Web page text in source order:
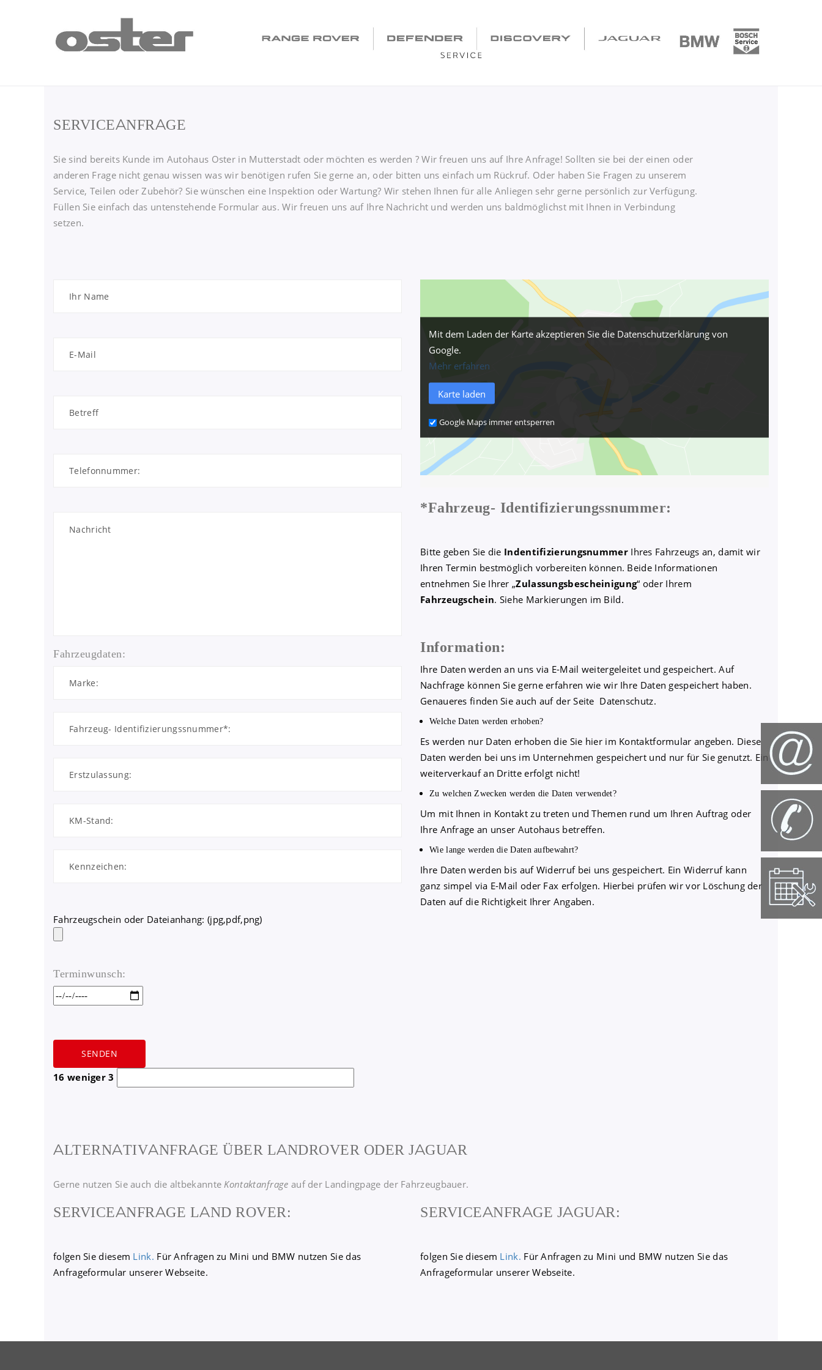
SERVICEANFRAGE
Sie sind bereits Kunde im Autohaus Oster in Mutterstadt oder möchten es werden ? Wir freuen uns auf Ihre Anfrage! Sollten sie bei der einen oder
anderen Frage nicht genau wissen was wir benötigen rufen Sie gerne an, oder bitten uns einfach um Rückruf. Oder haben Sie Fragen zu unserem
Service, Teilen oder Zubehör? Sie wünschen eine Inspektion oder Wartung? Wir stehen Ihnen für alle Anliegen sehr gerne persönlich zur Verfügung.
Füllen Sie einfach das untenstehende Formular aus. Wir freuen uns auf Ihre Nachricht und werden uns baldmöglichst mit Ihnen in Verbindung
setzen.
Fahrzeugdaten:
Fahrzeugschein oder Dateianhang: (jpg,pdf,png)
Terminwunsch:
16 weniger 3
Mit dem Laden der Karte akzeptieren Sie die Datenschutzerklärung von
Google.
Mehr erfahren
Karte laden
Google Maps immer entsperren
*Fahrzeug- Identifizierungssnummer:
Bitte geben Sie die IndentifizierungsnummerIhres Fahrzeugs an, damit wir
Ihren Termin bestmöglich vorbereiten können. Beide Informationen
entnehmen Sie Ihrer „Zulassungsbescheinigung“ oder Ihrem
Fahrzeugschein. Siehe Markierungen im Bild.
Information:
Ihre Daten werden an uns via E-Mail weitergeleitet und gespeichert. Auf
Nachfrage können Sie gerne erfahren wie wir Ihre Daten gespeichert haben.
Genaueres finden Sie auch auf der Seite Datenschutz.
Welche Daten werden erhoben?
Es werden nur Daten erhoben die Sie hier im Kontaktformular angeben. Diese
Daten werden bei uns im Unternehmen gespeichert und nur für Sie genutzt. Ein
weiterverkauf an Dritte erfolgt nicht!
Zu welchen Zwecken werden die Daten verwendet?
Um mit Ihnen in Kontakt zu treten und Themen rund um Ihren Auftrag oder
Ihre Anfrage an unser Autohaus betreffen.
Wie lange werden die Daten aufbewahrt?
Ihre Daten werden bis auf Widerruf bei uns gespeichert. Ein Widerruf kann
ganz simpel via E-Mail oder Fax erfolgen. Hierbei prüfen wir vor Löschung der
Daten auf die Richtigkeit Ihrer Angaben.
ALTERNATIVANFRAGE ÜBER LANDROVER ODER JAGUAR
Gerne nutzen Sie auch die altbekannte Kontaktanfrage auf der Landingpage der Fahrzeugbauer.
SERVICEANFRAGE LAND ROVER:
folgen Sie diesem Link. Für Anfragen zu Mini und BMW nutzen Sie das
Anfrageformular unserer Webseite.
SERVICEANFRAGE JAGUAR:
folgen Sie diesem Link. Für Anfragen zu Mini und BMW nutzen Sie das
Anfrageformular unserer Webseite.